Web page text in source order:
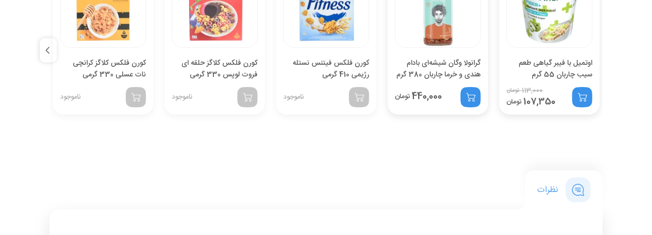
اوتمیل با فیبر گیاهی طعم
سیب چاربان 55 گرم
113,000 تومان
107,350تومان
گرانولا وگان شیشه‌ای بادام
هندی و خرما چاربان 380 گرم
440,000تومان
کورن فلکس فیتنس نستله
رژیمی 410 گرمی
ناموجود
کورن فلکس کلاگز حلقه ای
فروت لوپس 330 گرمی
ناموجود
کورن فلکس کلاگز کرانچی
نات عسلی 330 گرمی
ناموجود
نظرات
قبول